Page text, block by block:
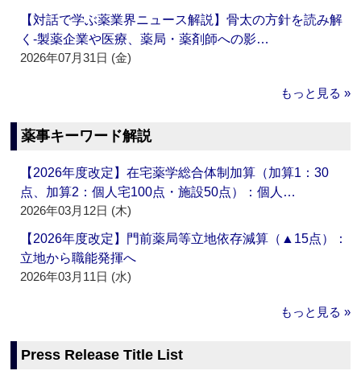
【対話で学ぶ薬業界ニュース解説】骨太の方針を読み解
く‐製薬企業や医療、薬局・薬剤師への影…
2026年07月31日 (金)
もっと見る »
薬事キーワード解説
【2026年度改定】在宅薬学総合体制加算（加算1：30
点、加算2：個人宅100点・施設50点）：個人…
2026年03月12日 (木)
【2026年度改定】門前薬局等立地依存減算（▲15点）：
立地から職能発揮へ
2026年03月11日 (水)
もっと見る »
Press Release Title List